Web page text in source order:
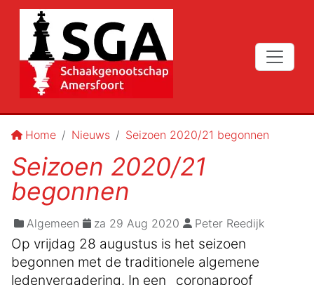
Home Nieuws Seizoen 2020/21 begonnen
Seizoen 2020/21
begonnen
Algemeen za 29 Aug 2020 Peter Reedijk
Op vrijdag 28 augustus is het seizoen
begonnen met de traditionele algemene
ledenvergadering. In een _coronaproof_